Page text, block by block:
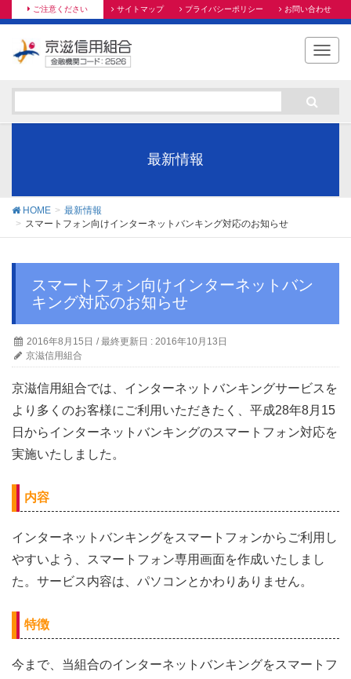
ご注意ください サイトマップ プライバシーポリシー お問い合わせ
T
l
a
最新情報
HOME
最新情報
スマートフォン向けインターネットバンキング対応のお知らせ
スマートフォン向けインターネットバン
キング対応のお知らせ
2016年8月15日 / 最終更新日 : 2016年10月13日
京滋信用組合
京滋信用組合では、インターネットバンキングサービスを
より多くのお客様にご利用いただきたく、平成28年8月15
日からインターネットバンキングのスマートフォン対応を
実施いたしました。
内容
インターネットバンキングをスマートフォンからご利用し
やすいよう、スマートフォン専用画面を作成いたしまし
た。サービス内容は、パソコンとかわりありません。
特徴
今まで、当組合のインターネットバンキングをスマートフ